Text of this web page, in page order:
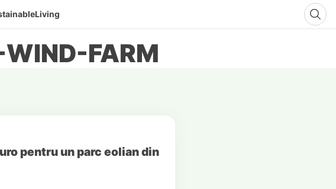
FARM
pentru un parc eolian din